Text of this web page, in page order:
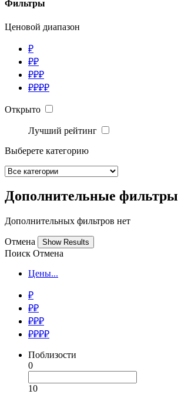
Фильтры
Ценовой диапазон
₽
₽₽
₽₽₽
₽₽₽₽
Открыто
Лучший рейтинг
Выберете категорию
Дополнительные фильтры
Дополнительных фильтров нет
Отмена
Поиск Отмена
Цены...
₽
₽₽
₽₽₽
₽₽₽₽
Поблизости
0
10